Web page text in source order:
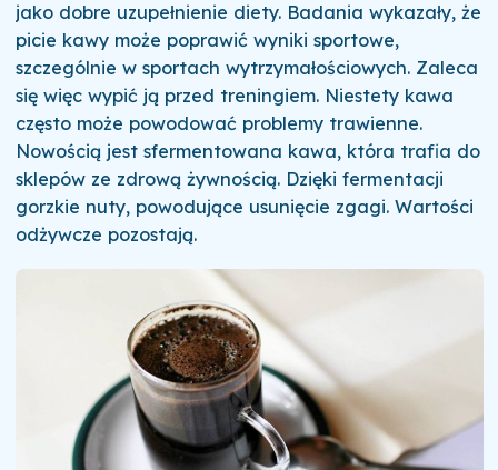
jako dobre uzupełnienie diety. Badania wykazały, że
picie kawy może poprawić wyniki sportowe,
szczególnie w sportach wytrzymałościowych. Zaleca
się więc wypić ją przed treningiem. Niestety kawa
często może powodować problemy trawienne.
Nowością jest sfermentowana kawa, która trafia do
sklepów ze zdrową żywnością. Dzięki fermentacji
gorzkie nuty, powodujące usunięcie zgagi. Wartości
odżywcze pozostają.